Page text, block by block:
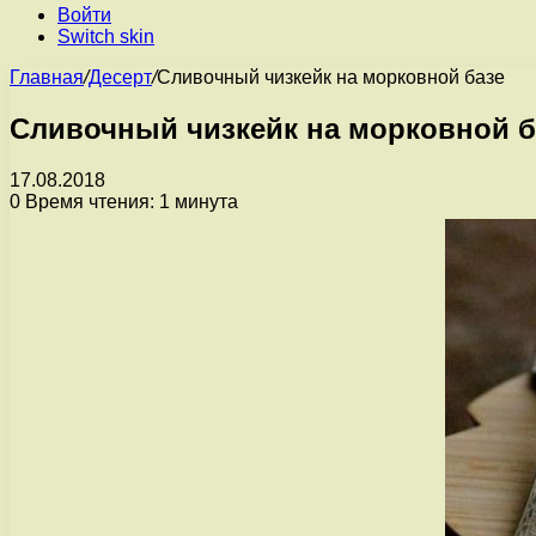
Войти
Switch skin
Главная/Десерт/Сливочный чизкейк на морковной базе
Сливочный чизкейк на морковной
17.08.2018
0 Время чтения: 1 минута